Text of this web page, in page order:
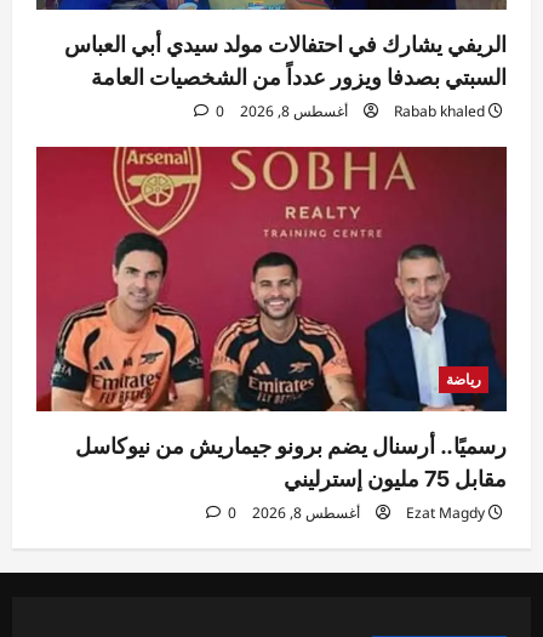
الريفي يشارك في احتفالات مولد سيدي أبي العباس
السبتي بصدفا ويزور عدداً من الشخصيات العامة
Rabab khaled أغسطس 8, 2026 0
رياضة
رسميًا.. أرسنال يضم برونو جيماريش من نيوكاسل
مقابل 75 مليون إسترليني
Ezat Magdy أغسطس 8, 2026 0